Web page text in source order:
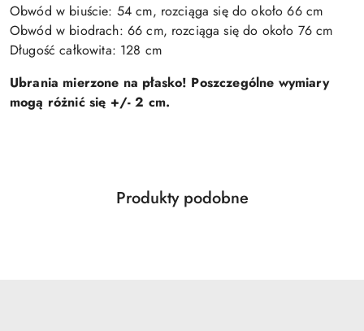
Obwód w biuście: 54 cm, rozciąga się do około 66 cm
Obwód w biodrach: 66 cm, rozciąga się do około 76 cm
Długość całkowita: 128 cm
Ubrania mierzone na płasko! Poszczególne wymiary
mogą różnić się +/- 2 cm.
Pomiń karuzelę produktów
Produkty
Produkty podobne